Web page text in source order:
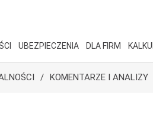
UBEZPIECZENIA DLA FIRM
KOMENTARZE I ANALIZY